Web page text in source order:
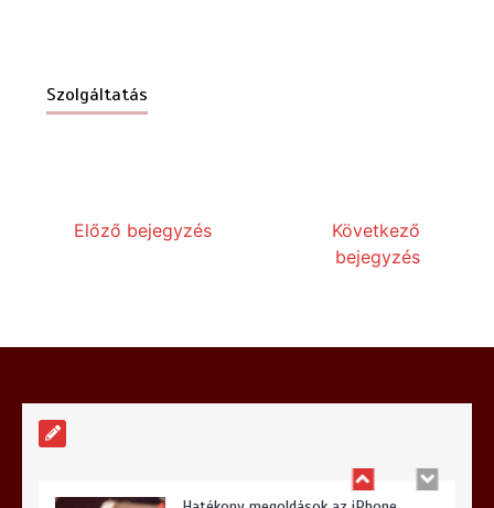
Szolgáltatás
Előző bejegyzés
Következő
bejegyzés